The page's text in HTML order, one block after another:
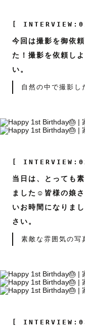
[
今回は撮影を御依
た！撮影を依頼し
い。
自然の中で撮影し
[
当日は、とっても
ました☺️皆様の娘
いお時間になりま
さい。
素敵な雰囲気の写
[